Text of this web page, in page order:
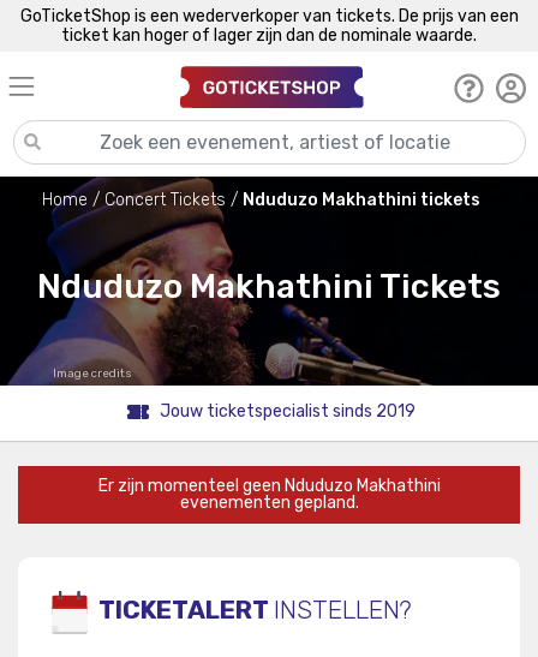
GoTicketShop is een wederverkoper van tickets. De prijs van een
ticket kan hoger of lager zijn dan de nominale waarde.
Home Concert Tickets Nduduzo Makhathini tickets
Nduduzo Makhathini Tickets
Image credits
Jouw ticketspecialist sinds 2019
Er zijn momenteel geen Nduduzo Makhathini
evenementen gepland.
TICKETALERT INSTELLEN?